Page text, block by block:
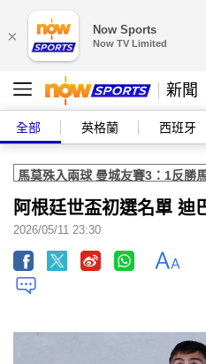
× Now Sports
Now TV Limited
新聞
全部 英格蘭 西班牙
阿根廷世盃初選名單 迪
2026/05/11 23:30